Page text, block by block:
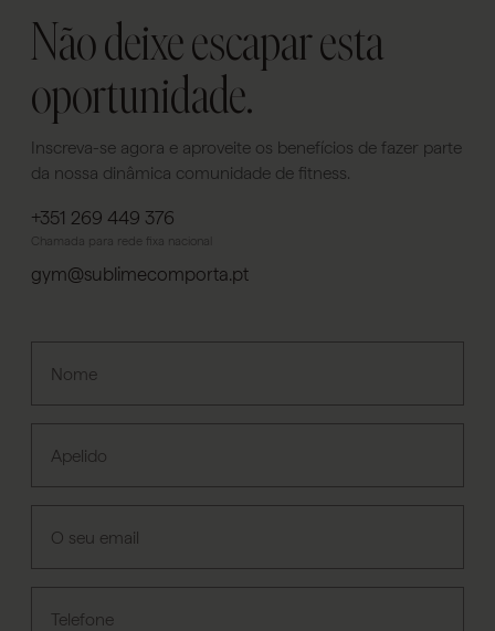
Não deixe escapar esta
oportunidade.
Inscreva-se agora e aproveite os benefícios de fazer parte
da nossa dinâmica comunidade de fitness.
+351 269 449 376
Chamada para rede fixa nacional
gym@sublimecomporta.pt
Nome
Apelido
O seu email
Telefone